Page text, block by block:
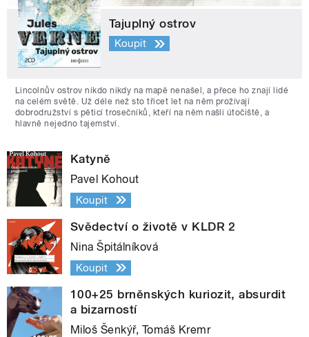
Tajuplný ostrov
Koupit
Lincolnův ostrov nikdo nikdy na mapě nenašel, a přece ho znají lidé
na celém světě. Už déle než sto třicet let na něm prožívají
dobrodružství s pěticí trosečníků, kteří na něm našli útočiště, a
hlavně nejedno tajemství.
Katyně
Pavel Kohout
Koupit
Svědectví o životě v KLDR 2
Nina Špitálníková
Koupit
100+25 brněnských kuriozit, absurdit
a bizarností
Miloš Šenkýř, Tomáš Kremr